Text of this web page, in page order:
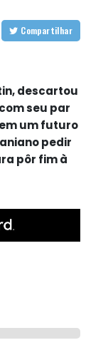
Compartilhar
descartou
seu par
um futuro
pedir
pôr fim à